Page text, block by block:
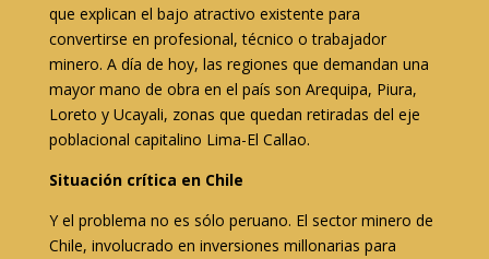
que explican el bajo atractivo existente para
convertirse en profesional, técnico o trabajador
minero. A día de hoy, las regiones que demandan una
mayor mano de obra en el país son Arequipa, Piura,
Loreto y Ucayali, zonas que quedan retiradas del eje
poblacional capitalino Lima-El Callao.
Situación crítica en Chile
Y el problema no es sólo peruano. El sector minero de
Chile, involucrado en inversiones millonarias para